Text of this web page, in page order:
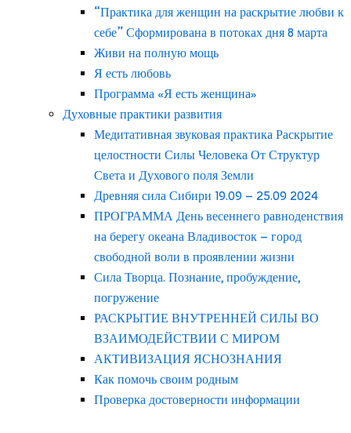
“Практика для женщин на раскрытие любви к
себе” Сформирована в потоках дня 8 марта
Живи на полную мощь
Я есть любовь
Программа «Я есть женщина»
Духовные практики развития
Медитативная звуковая практика Раскрытие
целостности Силы Человека От Структур
Света и Духового поля Земли
Древняя сила Сибири 19.09 – 25.09 2024
ПРОГРАММА День весеннего равноденствия
на берегу океана Владивосток – город
свободной воли в проявлении жизни
Сила Творца. Познание, пробуждение,
погружение
РАСКРЫТИЕ ВНУТРЕННЕЙ СИЛЫ ВО
ВЗАИМОДЕЙСТВИИ С МИРОМ
АКТИВИЗАЦИЯ ЯСНОЗНАНИЯ
Как помочь своим родным
Проверка достоверности информации